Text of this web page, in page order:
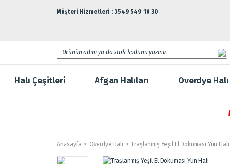
Müşteri Hizmetleri : 0549 549 10 30
Halı Çeşitleri Afgan Halıları Overdye Halı
Anasayfa Overdye Halı Traşlanmış Yeşil El Dokuması Yün Halı